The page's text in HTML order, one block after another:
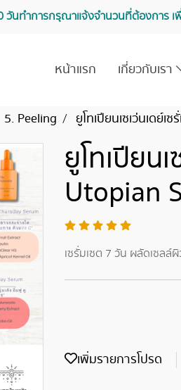
นทำการ กรุณาแจ้งจำนวนที่ต้องการ
หน้าแรก เกี่ยวกับเรา
5. Peeling ยูโทเปียนเซเว่นเดย์
ยูโทเปียน
Utopian
เซรั่มเซต 7 วัน ผลัดเซล
เพิ่มรายการโปรด